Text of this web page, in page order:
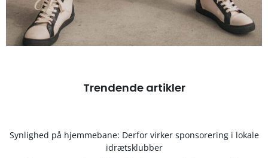
Trendende artikler
Synlighed på hjemmebane: Derfor virker sponsorering i lokale
idrætsklubber